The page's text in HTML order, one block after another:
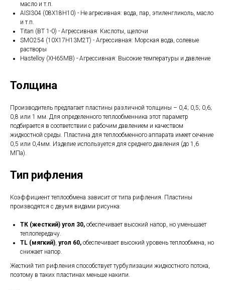
масло и т.п.
AISI304 (08Х18Н10) - Не агресивная: вода, пар, этиленгликоль, масло
и т.п.
Titan (ВТ 1-0) - Агрессивная: Кислоты, щелочи
SMO254 (10Х17Н13М2Т) - Агрессивная: Морская вода, солевые
растворы
Hastelloy (ХН65МВ) - Агрессивная: Высокие температуры и давление
Толщина
Производитель предлагает пластины различной толщины – 0,4; 0,5; 0,6;
0,8 или 1 мм. Для определенного теплообменника этот параметр
подбирается в соответствии с рабочим давлением и качеством
жидкостной среды. Пластина для теплообменного аппарата имеет сечение
0,5 или 0,4мм. Изделие используется для среднего давления (до 1,6
МПа).
Тип рифления
Коэффициент теплообмена зависит от типа рифления. Пластины
производятся с двумя видами рисунка:
ТК (жесткий) угол 30, обеспечивает высокий напор, но уменьшает
теплопередачу.
TL (мягкий), угол 60, обеспечивает высокий уровень теплообмена, но
снижает напор.
Жесткий тип рифления способствует турбулизации жидкостного потока,
поэтому в таких пластинах меньше накипи.